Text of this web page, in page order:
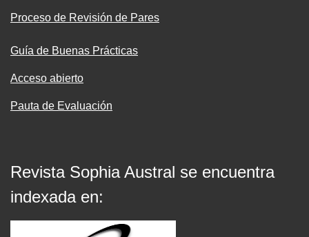
Proceso de Revisión de Pares
Guía de Buenas Prácticas
Acceso abierto
Pauta de Evaluación
Revista Sophia Austral se encuentra
indexada en: